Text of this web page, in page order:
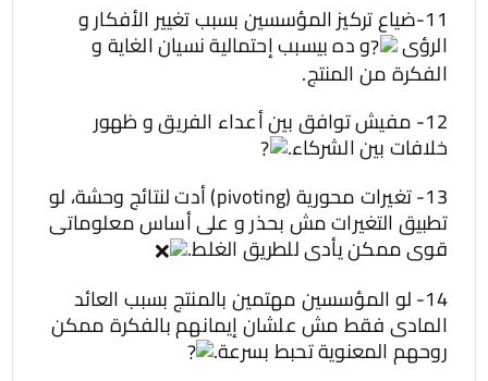
11-ضياع تركيز المؤسسين بسبب تغيير الأفكار و
الرؤى و ده بيسبب إحتمالية نسيان الغاية و
الفكرة من المنتج.
12- مفيش توافق بين أعداء الفريق و ظهور
خلافات بين الشركاء.
13- تغيرات محورية (pivoting) أدت لنتائج وحشة، لو
تطبيق التغيرات مش بحذر و على أساس معلوماتى
قوى ممكن يأدى للطريق الغلط.
14- لو المؤسسين مهتمين بالمنتج بسبب العائد
المادى فقط مش علشان إيمانهم بالفكرة ممكن
روحهم المعنوية تحبط بسرعة.